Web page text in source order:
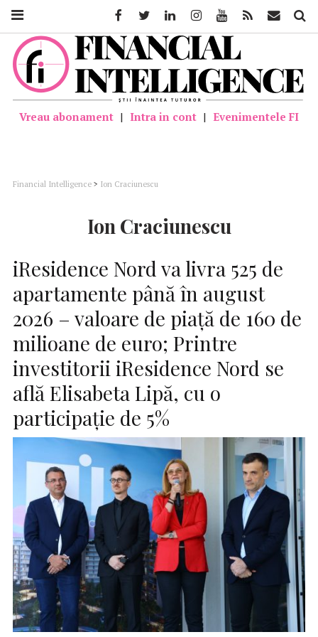
Vreau abonament | Intra in cont | Evenimentele FI
Financial Intelligence > Ion Craciunescu
Ion Craciunescu
iResidence Nord va livra 525 de
apartamente până în august
2026 – valoare de piață de 160 de
milioane de euro; Printre
investitorii iResidence Nord se
află Elisabeta Lipă, cu o
participație de 5%
FacebookTwitter LinkedinInstagramYoutube Feed Mail